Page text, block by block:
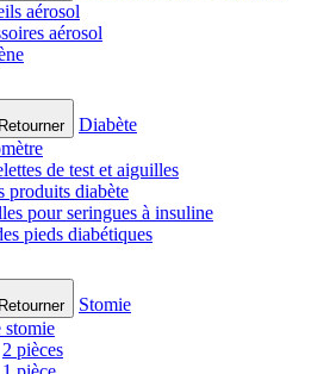
aérosol
aérosol
Retourner
Diabète
de test et aiguilles
produits diabète
pour seringues à insuline
pieds diabétiques
Retourner
Stomie
stomie
2 pièces